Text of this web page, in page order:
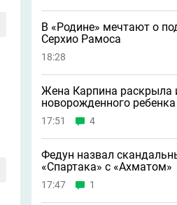
В «Родине» мечтают о
Серхио Рамоса
18:28
Жена Карпина раскрыла
новорождeнного ребeнка
17:51 4
Федун назвал
«Спартака» с «Ахматом»
17:47 1